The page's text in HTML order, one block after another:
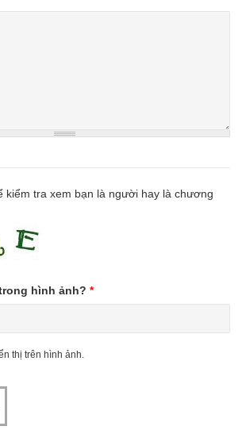
kiểm tra xem bạn là người hay là chương
hình ảnh? *
thị trên hình ảnh.